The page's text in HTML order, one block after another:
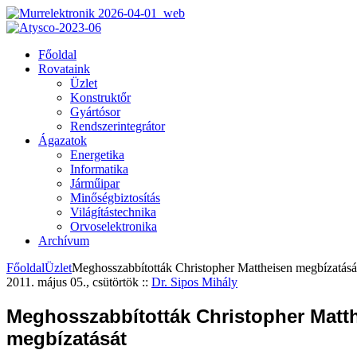
Főoldal
Rovataink
Üzlet
Konstruktőr
Gyártósor
Rendszerintegrátor
Ágazatok
Energetika
Informatika
Járműipar
Minőségbiztosítás
Világítástechnika
Orvoselektronika
Archívum
FőoldalÜzletMeghosszabbították Christopher Mattheisen
2011. május 05., csütörtök :: Dr. Sipos Mihály
Meghosszabbították Christopher
megbízatását